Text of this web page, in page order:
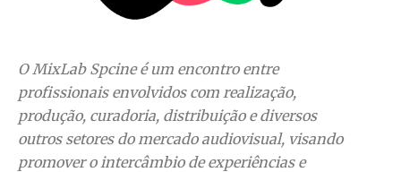
O MixLab Spcine é um encontro entre
profissionais envolvidos com realização,
produção, curadoria, distribuição e diversos
outros setores do mercado audiovisual, visando
promover o intercâmbio de experiências e